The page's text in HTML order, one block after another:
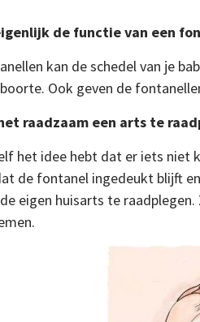
de functie van een
kan de schedel van je
Ook geven de
raadzaam een arts te
het idee hebt dat er iets
de fontanel ingedeukt blijft
eigen huisarts te